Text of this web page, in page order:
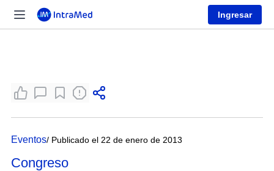
Ingresar
Eventos/ Publicado el 22 de enero de 2013
Congreso